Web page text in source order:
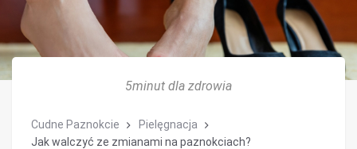
5minut dla zdrowia
Cudne Paznokcie
Pielęgnacja
Jak walczyć ze zmianami na paznokciach?